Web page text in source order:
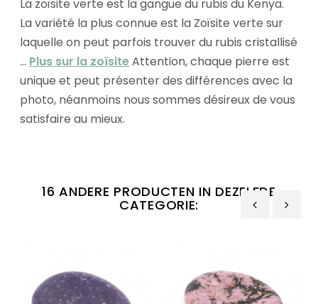
La zoïsite verte est la gangue du rubis du Kenya.
La variété la plus connue est la Zoïsite verte sur
laquelle on peut parfois trouver du rubis cristallisé
... Plus sur la zoïsiteAttention, chaque pierre est
unique et peut présenter des différences avec la
photo, néanmoins nous sommes désireux de vous
satisfaire au mieux.
16 ANDERE PRODUCTEN IN DEZELFDE
CATEGORIE: